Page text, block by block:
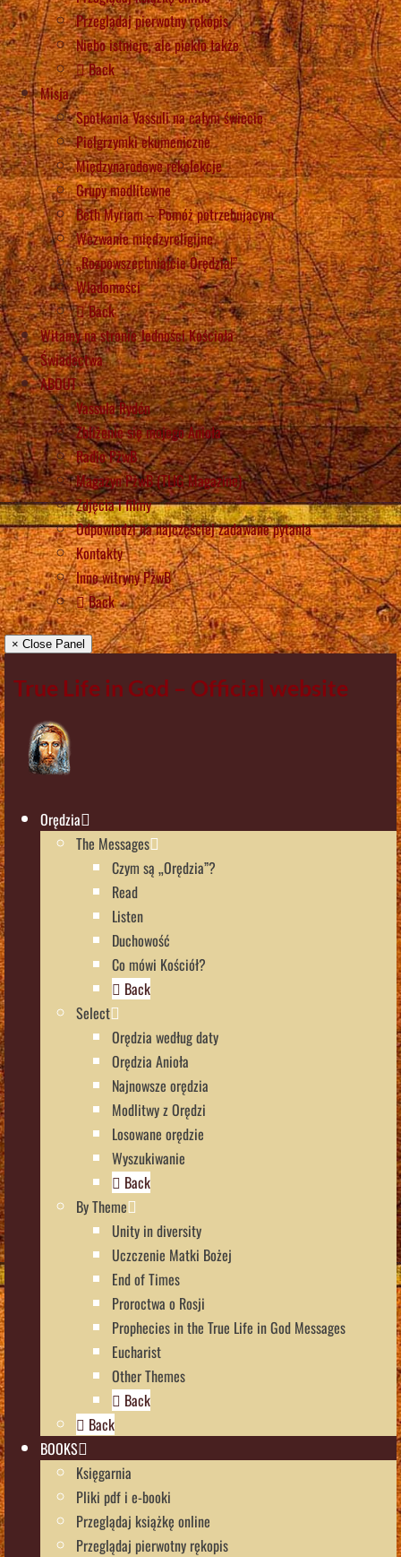
Przeglądaj pierwotny rękopis
Niebo istnieje, ale piekło także
Back
Misja
Spotkania Vassuli na całym świecie
Pielgrzymki ekumeniczne
Międzynarodowe rekolekcje
Grupy modlitewne
Beth Myriam – Pomóż potrzebującym
Wezwanie międzyreligijne
„Rozpowszechniajcie Orędzia!”
Wiadomości
Back
Witamy na stronie Jedności Kościoła
Świadectwa
ABOUT
Vassula Rydén
Zbliżenie się mojego Anioła
Radio PżwB
Magazyn PżwB (TLIG Magazine)
Zdjęcia i filmy
Odpowiedzi na najczęściej zadawane pytania
Kontakty
Inne witryny PżwB
Back
× Close Panel
True Life in God – Official website
Orędzia
The Messages
Czym są „Orędzia”?
Read
Listen
Duchowość
Co mówi Kościół?
Back
Select
Orędzia według daty
Orędzia Anioła
Najnowsze orędzia
Modlitwy z Orędzi
Losowane orędzie
Wyszukiwanie
Back
By Theme
Unity in diversity
Uczczenie Matki Bożej
End of Times
Proroctwa o Rosji
Prophecies in the True Life in God Messages
Eucharist
Other Themes
Back
Back
BOOKS
Księgarnia
Pliki pdf i e-booki
Przeglądaj książkę online
Przeglądaj pierwotny rękopis